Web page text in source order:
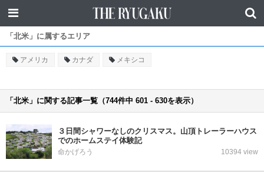
「北米」に属するエリア
アメリカ カナダ メキシコ
「北米」に関する記事一覧（744件中 601 - 630を表示）
３日間シャワーなしのクリスマス。山頂トレーラーハウス
でのホームステイ体験記
命かげろう 10394 view